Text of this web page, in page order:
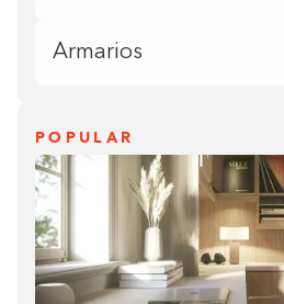
Armarios
POPULAR